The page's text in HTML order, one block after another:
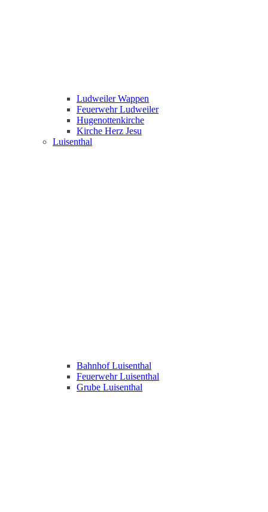
Ludweiler Wappen
Feuerwehr Ludweiler
Hugenottenkirche
Kirche Herz Jesu
Luisenthal
Bahnhof Luisenthal
Feuerwehr Luisenthal
Grube Luisenthal